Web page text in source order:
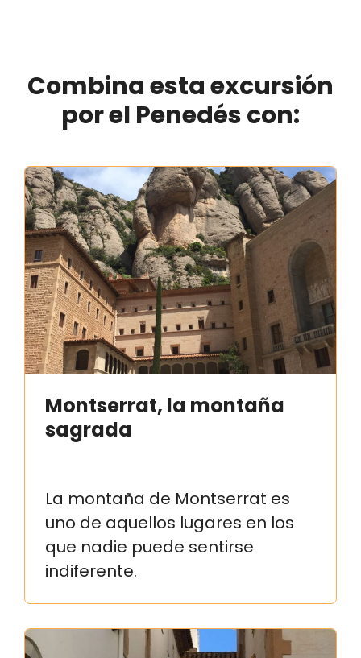
Combina esta excursión
por el Penedés con:
Montserrat, la montaña
sagrada
La montaña de Montserrat es
uno de aquellos lugares en los
que nadie puede sentirse
indiferente.